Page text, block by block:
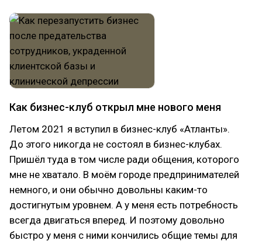
Как бизнес-клуб открыл мне нового меня
Летом 2021 я вступил в бизнес-клуб «Атланты».
До этого никогда не состоял в бизнес-клубах.
Пришёл туда в том числе ради общения, которого
мне не хватало. В моём городе предпринимателей
немного, и они обычно довольны каким-то
достигнутым уровнем. А у меня есть потребность
всегда двигаться вперед. И поэтому довольно
быстро у меня с ними кончились общие темы для